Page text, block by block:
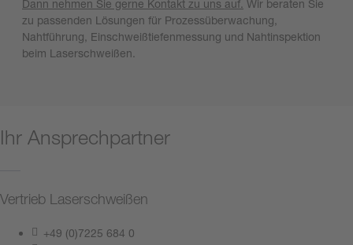
Dann nehmen Sie gerne Kontakt zu uns auf. Wir beraten Sie
zu passenden Lösungen für Prozessüberwachung,
Nahtführung, Einschweißtiefenmessung und Nahtinspektion
beim Laserschweißen.
Ihr Ansprechpartner
Vertrieb Laserschweißen
+49 (0)7225 684 0